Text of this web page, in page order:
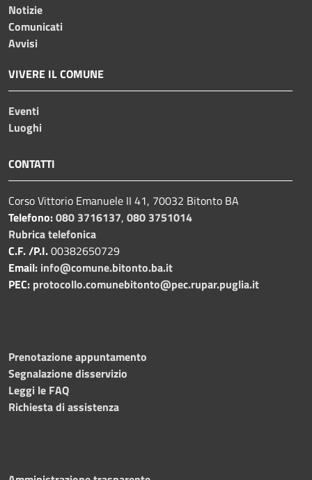
Notizie
Comunicati
Avvisi
VIVERE IL COMUNE
Eventi
Luoghi
CONTATTI
Corso Vittorio Emanuele II 41, 70032 Bitonto BA
Telefono:080 3716137, 080 3751014
Rubrica telefonica
C.F. /P.I.00382650729
Email: info@comune.bitonto.ba.it
PEC: protocollo.comunebitonto@pec.rupar.puglia.it
Prenotazione appuntamento
Segnalazione disservizio
Leggi le FAQ
Richiesta di assistenza